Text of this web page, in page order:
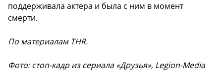
поддерживала актера и была с ним в момент
смерти.
По материалам THR.
Фото: стоп-кадр из сериала «Друзья», Legion-Media